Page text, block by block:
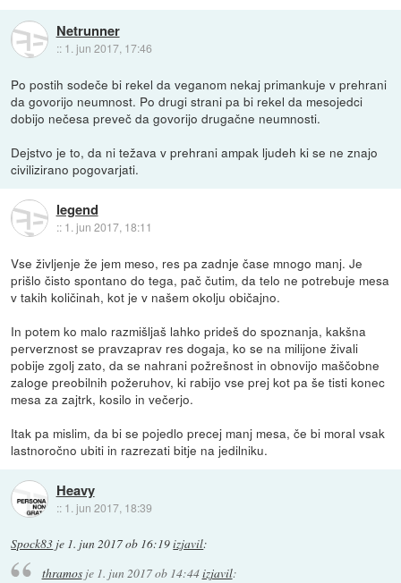
Netrunner
:: 1. jun 2017, 17:46
Po postih sodeče bi rekel da veganom nekaj primankuje v prehrani
da govorijo neumnost. Po drugi strani pa bi rekel da mesojedci
dobijo nečesa preveč da govorijo drugačne neumnosti.
Dejstvo je to, da ni težava v prehrani ampak ljudeh ki se ne znajo
civilizirano pogovarjati.
legend
:: 1. jun 2017, 18:11
Vse življenje že jem meso, res pa zadnje čase mnogo manj. Je
prišlo čisto spontano do tega, pač čutim, da telo ne potrebuje mesa
v takih količinah, kot je v našem okolju običajno.
In potem ko malo razmišljaš lahko prideš do spoznanja, kakšna
perverznost se pravzaprav res dogaja, ko se na milijone živali
pobije zgolj zato, da se nahrani požrešnost in obnovijo maščobne
zaloge preobilnih požeruhov, ki rabijo vse prej kot pa še tisti konec
mesa za zajtrk, kosilo in večerjo.
Itak pa mislim, da bi se pojedlo precej manj mesa, če bi moral vsak
lastnoročno ubiti in razrezati bitje na jedilniku.
Heavy
:: 1. jun 2017, 18:39
Spock83 je 1. jun 2017 ob 16:19izjavil:
thramosje 1. jun 2017 ob 14:44izjavil: